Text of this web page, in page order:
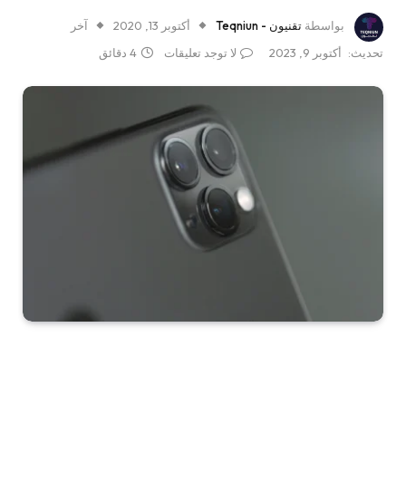
بواسطة تقنيون - Teqniun أكتوبر 13, 2020
آخر
تحديث:
أكتوبر 9, 2023 لا توجد تعليقات 4 دقائق